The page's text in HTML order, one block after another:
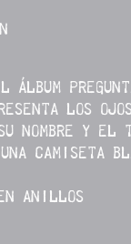
ÁLBUM
LOS
NOMBRE Y EL
CAMISETA
ANILLOS